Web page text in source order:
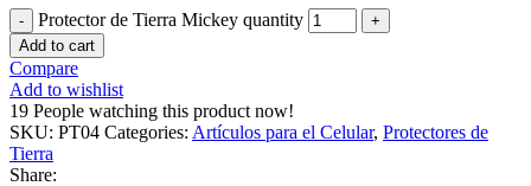
Protector de Tierra Mickey quantity
Add to cart
Compare
Add to wishlist
19 People watching this product now!
SKU: PT04 Categories: Artículos para el Celular, Protectores de
Tierra
Share: